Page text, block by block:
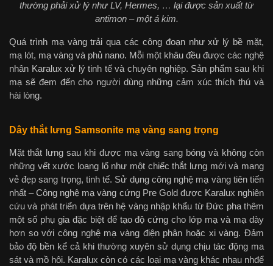
thường phải xử lý như LV, Hermes, … lại được sản xuất từ
antimon – một á kim.
Quá trình mạ vàng trải qua các công đoạn như xử lý bề mặt,
mạ lót, mạ vàng và phủ nano. Mỗi một khâu đều được các nghệ
nhân Karalux xử lý tinh tế và chuyên nghiệp. Sản phẩm sau khi
mạ sẽ đem đến cho người dùng những cảm xúc thích thú và
hài lòng.
Dây thắt lưng Samsonite mạ vàng sang trọng
Mặt thắt lưng sau khi được mạ vàng sang bóng và không còn
những vết xước loang lổ như một chiếc thắt lưng mới và mang
vẻ đẹp sang trọng, tinh tế. Sử dụng công nghệ mạ vàng tiên tiến
nhất – Công nghệ mạ vàng cứng Pre Gold được Karalux nghiên
cứu và phát triển dựa trên hệ vàng nhập khẩu từ Đức pha thêm
một số phụ gia đặc biệt để tạo độ cứng cho lớp mạ và mạ dày
hơn so với công nghệ mạ vàng điện phân hoặc xi vàng. Đảm
bảo độ bền kể cả khi thường xuyên sử dụng chịu tác động ma
sát và mồ hôi. Karalux còn có các loại mạ vàng khác nhau nhđể